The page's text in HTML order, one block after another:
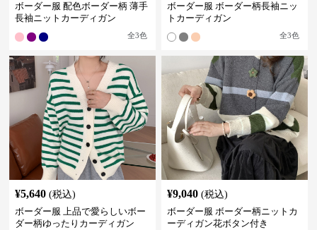
ボーダー服 配色ボーダー柄 薄手
長袖ニットカーディガン
全3色
ボーダー服 ボーダー柄長袖ニッ
トカーディガン
全3色
¥5,640 (税込)
ボーダー服 上品で愛らしいボー
ダー柄ゆったりカーディガン
¥9,040 (税込)
ボーダー服 ボーダー柄ニットカ
ーディガン花ボタン付き